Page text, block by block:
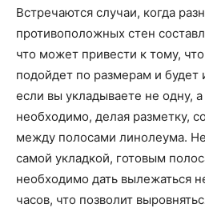
Встречаются случаи, когда
противоположных стен
что может привести к тому,
подойдет по размерам и будет
если вы укладываете не одну,
необходимо, делая разметку,
между полосами линолеума.
самой укладкой, готовым
необходимо дать вылежаться
часов, что позволит